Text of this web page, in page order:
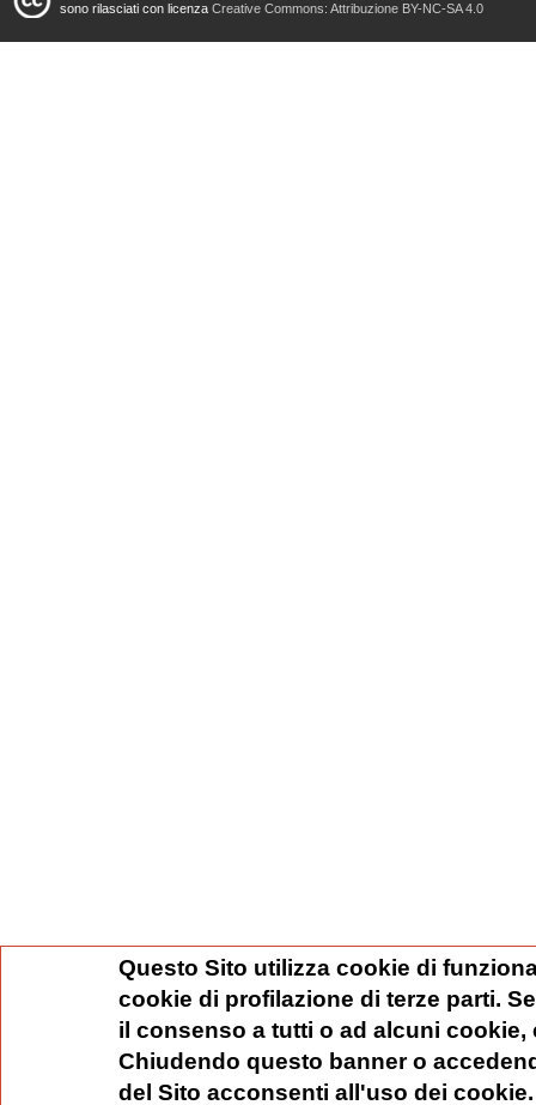
sono rilasciati con licenza Creative Commons: Attribuzione BY-NC-SA 4.0
Questo Sito utilizza cookie di
cookie di profilazione di terze parti.
il consenso a tutti o ad alcuni
Chiudendo questo banner o
del Sito acconsenti all'uso dei cookie.